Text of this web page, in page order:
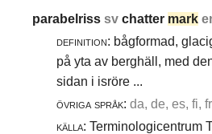
parabelrisssvchatter mark
definition: bågformad,
på yta av berghäll, med
sidan i isröre ...
övriga språk: da, de, es, fi,
källa: Terminologicentrum